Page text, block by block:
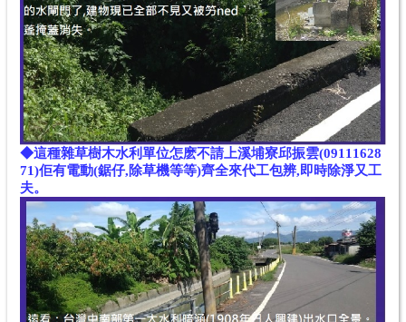
◆這種雜草樹木水利單位怎麽不請上溪埔寮邱振雲(09111628
71)佢有電動(鋸仔,除草機等等)齊全來代工包辨,即時除淨又工
夫。